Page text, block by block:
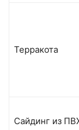
Терракота
Сайдинг из